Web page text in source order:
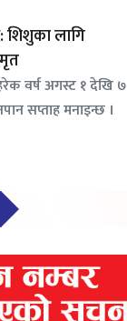
लागि
वर्ष अगस्ट १ देखि ७
सप्ताह मनाइन्छ ।